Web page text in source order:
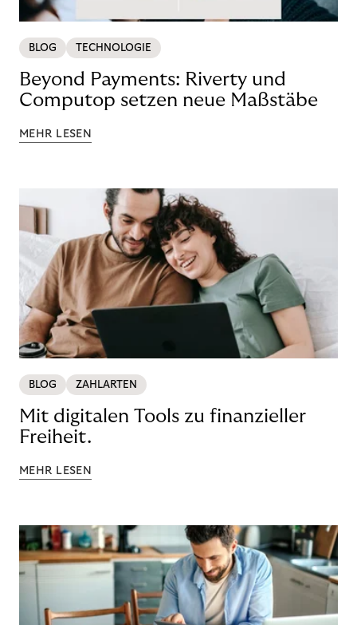
BLOG TECHNOLOGIE
Beyond Payments: Riverty und
Computop setzen neue Maßstäbe
MEHR LESEN
BLOG ZAHLARTEN
Mit digitalen Tools zu finanzieller
Freiheit.
MEHR LESEN